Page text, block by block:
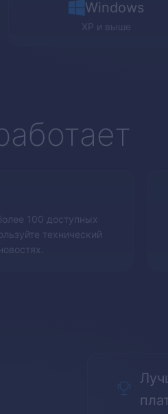
Windows
XP и выше
100 доступных
технический